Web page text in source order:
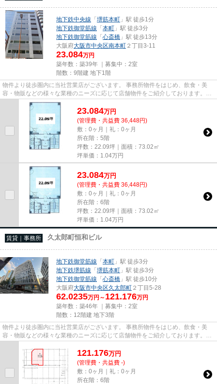
地下鉄中央線 「堺筋本町 」駅 徒歩1分
地下鉄御堂筋線 「本町 」駅 徒歩3分
地下鉄御堂筋線 「心斎橋 」駅 徒歩13分
大阪府大阪市中央区南本町 ２丁目3-11
23.084万円
築年数：築39年 ｜募集中： 2室
階数：9階建 地下1階
物件より徒歩圏内に当社営業店がございます。 事務所物件をはじめ、飲食・美
容・物販などの様々な業種のニーズに応じて店舗物件をご紹介しております。
尚、弊社ではおとり広告は一切...
23.084万円
(管理費・共益費 36,448円)
敷：0ヶ月｜礼：0ヶ月
所在階：5階
坪数：22.09坪｜面積：73.02㎡
坪単価： 1.04万円
23.084万円
(管理費・共益費 36,448円)
敷：0ヶ月｜礼：0ヶ月
所在階：6階
坪数：22.09坪｜面積：73.02㎡
坪単価： 1.04万円
賃貸｜事務所 久太郎町恒和ビル
地下鉄御堂筋線 「本町 」駅 徒歩3分
地下鉄堺筋線 「堺筋本町 」駅 徒歩3分
地下鉄御堂筋線 「心斎橋 」駅 徒歩10分
大阪府大阪市中央区久太郎町 ２丁目5-28
62.0235万円～ 121.176万円
築年数：築46年 ｜募集中： 2室
階数：12階建 地下3階
物件より徒歩圏内に当社営業店がございます。 事務所物件をはじめ、飲食・美
容・物販などの様々な業種のニーズに応じて店舗物件をご紹介しております。
尚、弊社ではおとり広告は一切...
121.176万円
(管理費・共益費 -)
敷：0ヶ月｜礼：0ヶ月
所在階：6階